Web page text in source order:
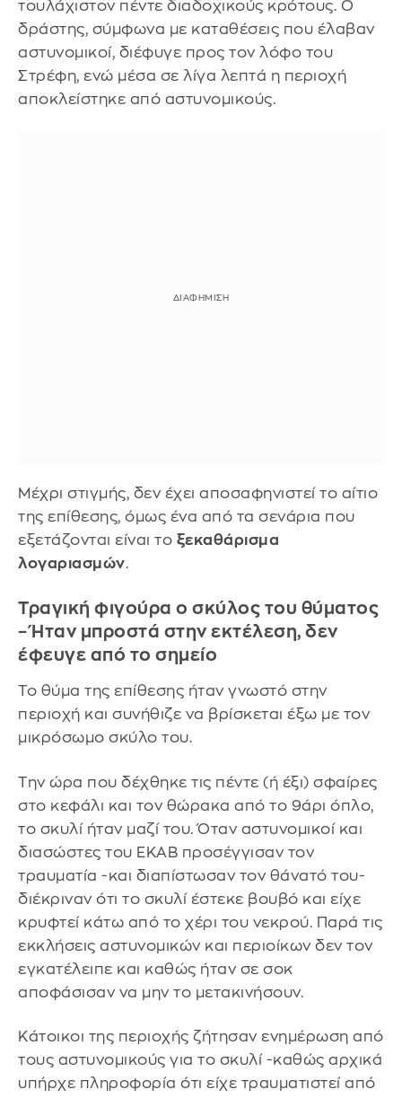
τουλάχιστον πέντε διαδοχικούς κρότους. Ο
δράστης, σύμφωνα με καταθέσεις που έλαβαν
αστυνομικοί, διέφυγε προς τον λόφο του
Στρέφη, ενώ μέσα σε λίγα λεπτά η περιοχή
αποκλείστηκε από αστυνομικούς.
Μέχρι στιγμής, δεν έχει αποσαφηνιστεί το αίτιο
της επίθεσης, όμως ένα από τα σενάρια που
εξετάζονται είναι το ξεκαθάρισμα
λογαριασμών.
Τραγική φιγούρα ο σκύλος του θύματος
– Ήταν μπροστά στην εκτέλεση, δεν
έφευγε από το σημείο
Το θύμα της επίθεσης ήταν γνωστό στην
περιοχή και συνήθιζε να βρίσκεται έξω με τον
μικρόσωμο σκύλο του.
Την ώρα που δέχθηκε τις πέντε (ή έξι) σφαίρες
στο κεφάλι και τον θώρακα από το 9άρι όπλο,
το σκυλί ήταν μαζί του. Όταν αστυνομικοί και
διασώστες του ΕΚΑΒ προσέγγισαν τον
τραυματία -και διαπίστωσαν τον θάνατό του-
διέκριναν ότι το σκυλί έστεκε βουβό και είχε
κρυφτεί κάτω από το χέρι του νεκρού. Παρά τις
εκκλήσεις αστυνομικών και περιοίκων δεν τον
εγκατέλειπε και καθώς ήταν σε σοκ
αποφάσισαν να μην το μετακινήσουν.
Κάτοικοι της περιοχής ζήτησαν ενημέρωση από
τους αστυνομικούς για το σκυλί -καθώς αρχικά
υπήρχε πληροφορία ότι είχε τραυματιστεί από